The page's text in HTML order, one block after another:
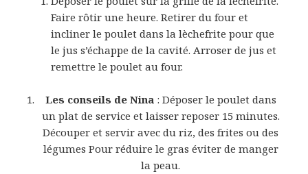
Faire rôtir une heure. Retirer du four et
incliner le poulet dans la lèchefrite pour que
le jus s’échappe de la cavité. Arroser de jus et
remettre le poulet au four.
Les conseils de Nina: Déposer le poulet dans
un plat de service et laisser reposer 15 minutes.
Découper et servir avec du riz, des frites ou des
légumes Pour réduire le gras éviter de manger
la peau.